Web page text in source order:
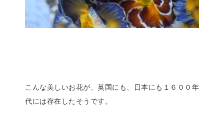
こんな美しいお花が、英国にも、日本にも１６００年
代には存在したそうです。